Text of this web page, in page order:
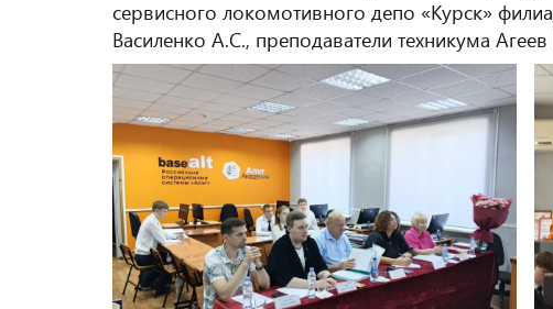
сервисного локомотивного депо «Курск»
Василенко А.С., преподаватели техникума